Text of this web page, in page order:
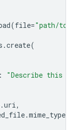
(file="path/to/
.create(
:
"Describe this
.uri,
.mime_type